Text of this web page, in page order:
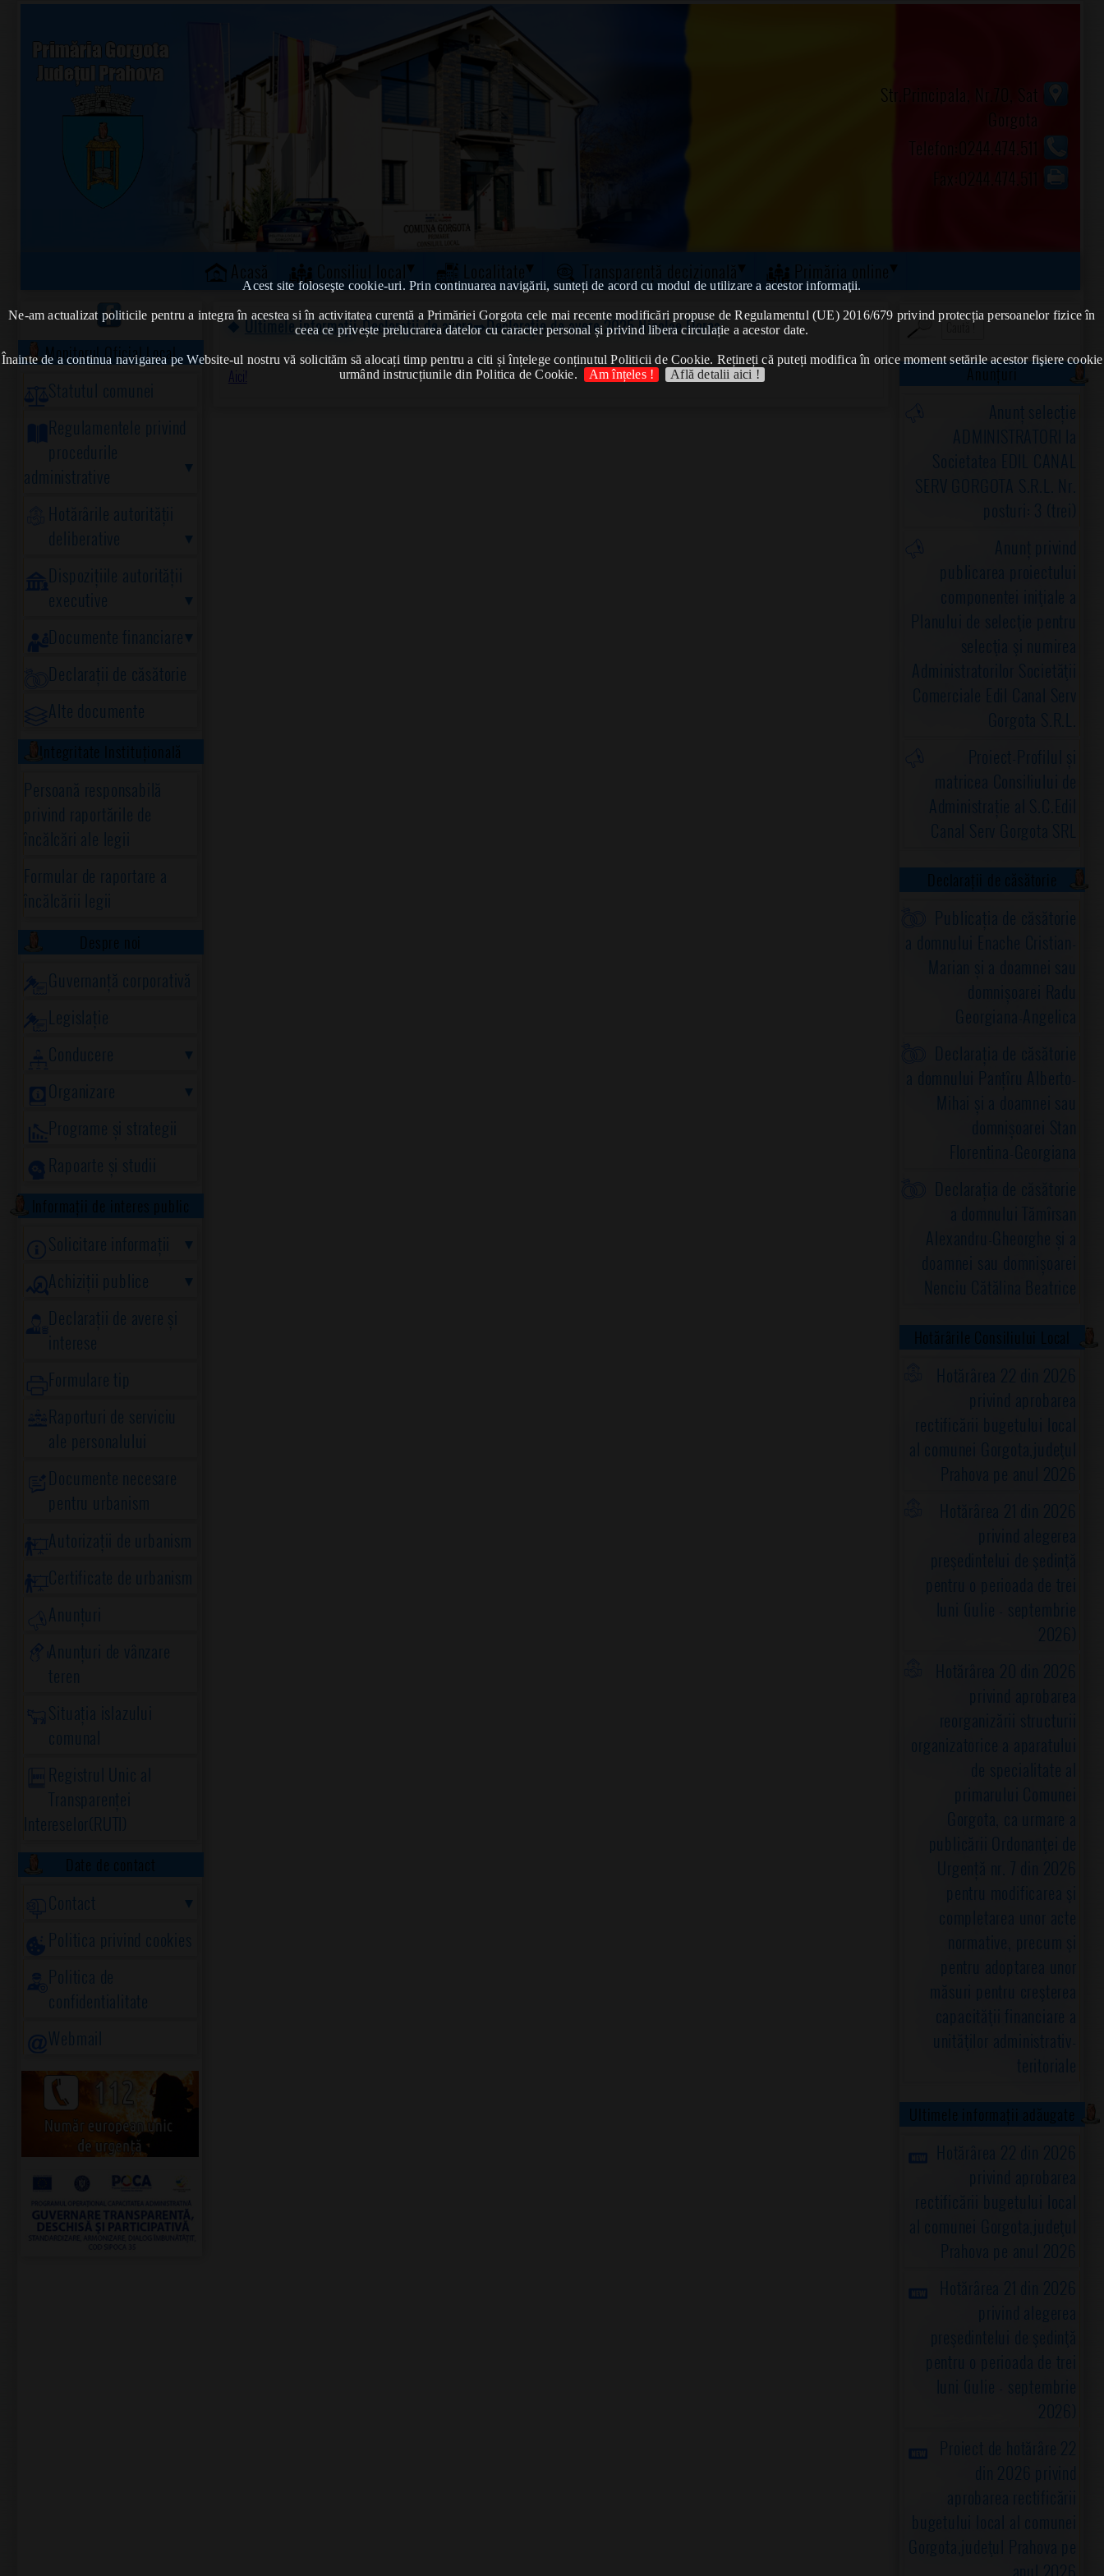
Acest site foloseşte cookie-uri. Prin continuarea navigării, sunteți de acord cu modul de utilizare a acestor informaţii.
Ne-am actualizat politicile pentru a integra în acestea si în activitatea curentă a Primăriei Gorgota cele mai recente modificări propuse de Regulamentul (UE) 2016/679 privind protecția persoanelor fizice în
ceea ce privește prelucrarea datelor cu caracter personal și privind libera circulație a acestor date.
Înainte de a continua navigarea pe Website-ul nostru vă solicităm să alocați timp pentru a citi și înțelege conținutul Politicii de Cookie. Rețineți că puteți modifica în orice moment setările acestor fişiere cookie
urmând instrucțiunile din Politica de Cookie.
Am înțeles ! Află detalii aici !
Acasă Consiliul local Localitate Transparență decizională Primăria online
Str.Principala, Nr.70, Sat
Gorgota
Telefon:0244.474.511
Monitorul Oficial Local
Statutul comunei
Regulamentele privind
procedurile
administrative
Hotărârile autorității
deliberative
Dispozițiile autorității
executive
Documente financiare
Declarații de căsătorie
Alte documente
Integritate Instituțională
Persoană responsabilă
privind raportările de
încălcări ale legii
Formular de raportare a
încălcării legii
Despre noi
Guvernanță corporativă
Legislație
Conducere
Organizare
Programe și strategii
Rapoarte și studii
Informații de interes public
Solicitare informații
Achiziții publice
Declarații de avere și
interese
Formulare tip
Raporturi de serviciu
ale personalului
Documente necesare
pentru urbanism
Autorizații de urbanism
Certificate de urbanism
Anunțuri
Anunțuri de vânzare
teren
Situația islazului
comunal
Registrul Unic al
Transparenței
Intereselor(RUTI)
Date de contact
Contact
Politica privind cookies
Politica de
confidentialitate
Webmail
❖Ultimele informații-Declarații de avere➠Declarație de avere 2025 Nicolae Florea
Aici! Anunțuri
Anunț selecție
ADMINISTRATORI la
Societatea EDIL CANAL
SERV GORGOTA S.R.L. Nr.
posturi: 3 (trei)
Anunț privind
publicarea proiectului
componentei iniţiale a
Planului de selecţie pentru
selecţia şi numirea
Administratorilor Societăţii
Comerciale Edil Canal Serv
Gorgota S.R.L.
Proiect-Profilul și
matricea Consiliului de
Administrație al S.C.Edil
Canal Serv Gorgota SRL
Declarații de căsătorie
Publicația de căsătorie
a domnului Enache Cristian-
Marian și a doamnei sau
domnișoarei Radu
Georgiana-Angelica
Declarația de căsătorie
a domnului Panțîru Alberto-
Mihai și a doamnei sau
domnișoarei Stan
Florentina-Georgiana
Declarația de căsătorie
a domnului Tămîrsan
Alexandru-Gheorghe și a
doamnei sau domnișoarei
Nenciu Cătălina Beatrice
Hotărârile Consiliului Local
Hotărârea 22 din 2026
privind aprobarea
rectificării bugetului local
al comunei Gorgota,judeţul
Prahova pe anul 2026
Hotărârea 21 din 2026
privind alegerea
preşedintelui de şedinţă
pentru o perioada de trei
luni (iulie - septembrie
2026)
Hotărârea 20 din 2026
privind aprobarea
reorganizării structurii
organizatorice a aparatului
de specialitate al
primarului Comunei
Gorgota, ca urmare a
publicării Ordonanţei de
Urgență nr. 7 din 2026
pentru modificarea şi
completarea unor acte
normative, precum şi
pentru adoptarea unor
măsuri pentru creşterea
capacităţii financiare a
unităţilor administrativ-
teritoriale
Ultimele informații adăugate
Hotărârea 22 din 2026
privind aprobarea
rectificării bugetului local
al comunei Gorgota,judeţul
Prahova pe anul 2026
Hotărârea 21 din 2026
privind alegerea
preşedintelui de şedinţă
pentru o perioada de trei
luni (iulie - septembrie
2026)
Proiect de hotărâre 22
din 2026 privind
aprobarea rectificării
bugetului local al comunei
Gorgota,judeţul Prahova pe
anul 2026